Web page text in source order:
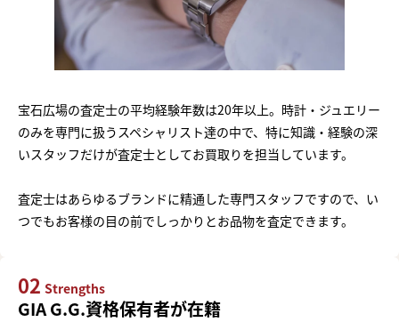
宝石広場の査定士の平均経験年数は20年以上。時計・ジュエリー
のみを専門に扱うスペシャリスト達の中で、特に知識・経験の深
いスタッフだけが査定士としてお買取りを担当しています。
査定士はあらゆるブランドに精通した専門スタッフですので、い
つでもお客様の目の前でしっかりとお品物を査定できます。
02 Strengths
GIA G.G.資格保有者が在籍